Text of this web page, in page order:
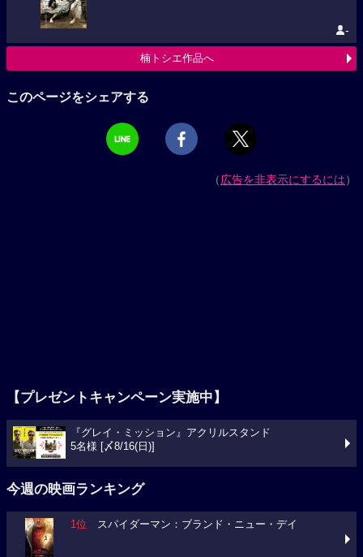
-
楠トシエ作品へ
このページをシェアする
（広告を非表示にするには）
【プレゼントキャンペーン実施中】
『グレイ・ミッション』アクリルスタンド
5名様 [〆8/16(日)]
今週の映画ランキング
1位 スパイダーマン：ブランド・ニュー・デイ